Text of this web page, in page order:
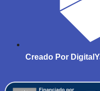
Creado Por